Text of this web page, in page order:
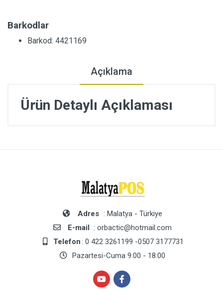
Barkodlar
Barkod: 4421169
Açıklama
Ürün Detaylı Açıklaması
Adres : Malatya - Türkiye
E-mail : orbactic@hotmail.com
Telefon: 0 422 3261199 -0507 3177731
Pazartesi-Cuma 9:00 - 18:00